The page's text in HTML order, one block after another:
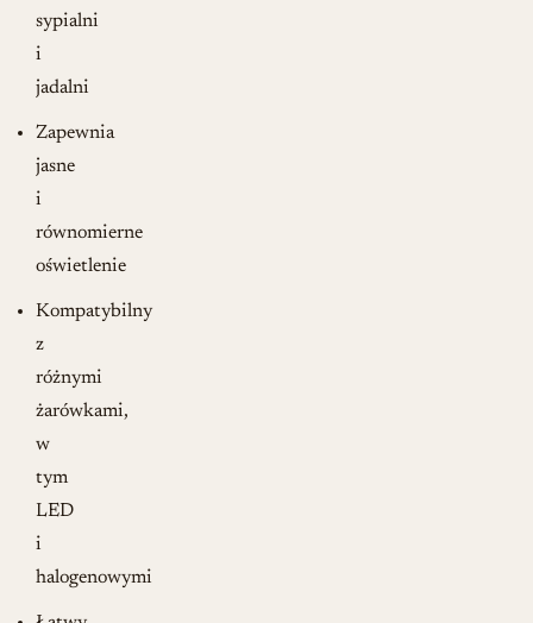
sypialni
i
jadalni
Zapewnia
jasne
i
równomierne
oświetlenie
Kompatybilny
z
różnymi
żarówkami,
w
tym
LED
i
halogenowymi